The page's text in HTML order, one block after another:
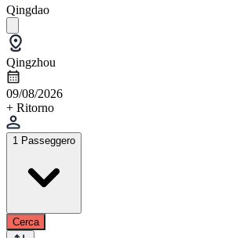
Qingdao
Qingzhou
09/08/2026
+ Ritorno
1 Passeggero
Cerca